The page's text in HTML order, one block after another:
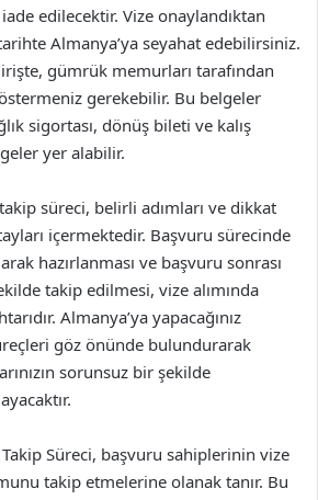
iade edilecektir. Vize onaylandıktan
Almanya’ya seyahat edebilirsiniz.
gümrük memurları tarafından
gerekebilir. Bu belgeler
sigortası, dönüş bileti ve kalış
yer alabilir.
süreci, belirli adımları ve dikkat
içermektedir. Başvuru sürecinde
hazırlanması ve başvuru sonrası
takip edilmesi, vize alımında
Almanya’ya yapacağınız
göz önünde bulundurarak
sorunsuz bir şekilde
Süreci, başvuru sahiplerinin vize
takip etmelerine olanak tanır. Bu